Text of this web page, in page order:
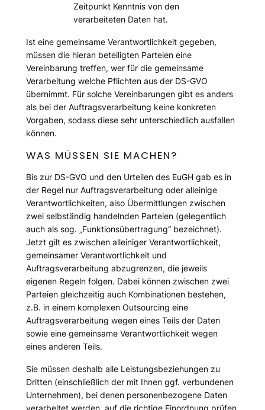
Zeitpunkt Kenntnis von den
verarbeiteten Daten hat.
Ist eine gemeinsame Verantwortlichkeit gegeben,
müssen die hieran beteiligten Parteien eine
Vereinbarung treffen, wer für die gemeinsame
Verarbeitung welche Pflichten aus der DS-GVO
übernimmt. Für solche Vereinbarungen gibt es anders
als bei der Auftragsverarbeitung keine konkreten
Vorgaben, sodass diese sehr unterschiedlich ausfallen
können.
WAS MÜSSEN SIE MACHEN?
Bis zur DS-GVO und den Urteilen des EuGH gab es in
der Regel nur Auftragsverarbeitung oder alleinige
Verantwortlichkeiten, also Übermittlungen zwischen
zwei selbständig handelnden Parteien (gelegentlich
auch als sog. „Funktionsübertragung“ bezeichnet).
Jetzt gilt es zwischen alleiniger Verantwortlichkeit,
gemeinsamer Verantwortlichkeit und
Auftragsverarbeitung abzugrenzen, die jeweils
eigenen Regeln folgen. Dabei können zwischen zwei
Parteien gleichzeitig auch Kombinationen bestehen,
z.B. in einem komplexen Outsourcing eine
Auftragsverarbeitung wegen eines Teils der Daten
sowie eine gemeinsame Verantwortlichkeit wegen
eines anderen Teils.
Sie müssen deshalb alle Leistungsbeziehungen zu
Dritten (einschließlich der mit Ihnen ggf. verbundenen
Unternehmen), bei denen personenbezogene Daten
verarbeitet werden, auf die richtige Einordnung prüfen.